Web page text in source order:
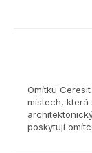
Omítku
místech, která
poskytují